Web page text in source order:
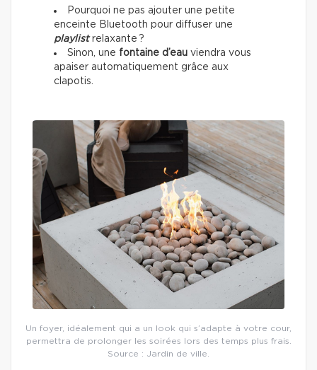
Pourquoi ne pas ajouter une petite
enceinte Bluetooth pour diffuser une
playlistrelaxante ?
Sinon, une fontaine d’eau viendra vous
apaiser automatiquement grâce aux
clapotis.
Un foyer, idéalement qui a un look qui s’adapte à votre cour,
permettra de prolonger les soirées lors des temps plus frais.
Source : Jardin de ville.